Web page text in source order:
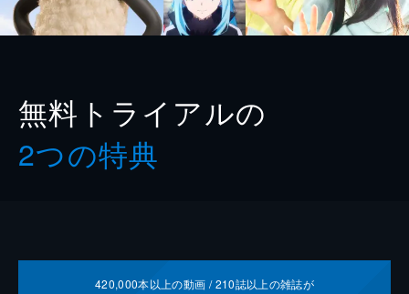
無料トライアルの
2つの特典
420,000本以上の動画 /210誌以上の雑誌が